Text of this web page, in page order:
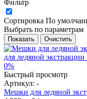
Фильтр
Сортировка По
Выбрать по параметрам
Показать Очистить
0%
Быстрый просмотр
Артикул: -
Мешки для ледяной